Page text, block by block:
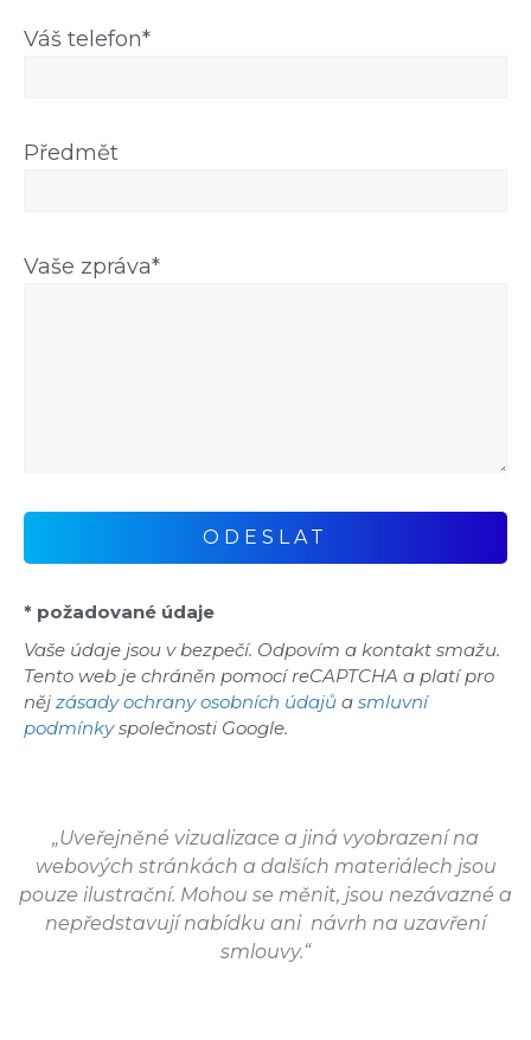
Váš telefon*
Předmět
Vaše zpráva*
* požadované údaje
Vaše údaje jsou v bezpečí. Odpovím a kontakt smažu.
Tento web je chráněn pomocí reCAPTCHA a platí pro
něj zásady ochrany osobních údajů a smluvní
podmínkyspolečnosti Google.
„Uveřejněné vizualizace a jiná vyobrazení na
webových stránkách a dalších materiálech jsou
pouze ilustrační. Mohou se měnit, jsou nezávazné a
nepředstavují nabídku ani návrh na uzavření
smlouvy.“